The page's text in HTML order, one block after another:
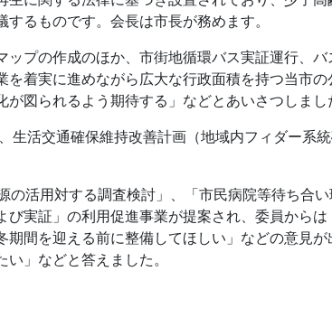
るものです。会長は市長が務めます。
プの作成のほか、市街地循環バス実証運行、
着実に進めながら広大な行政面積を持つ当市の
図られるよう期待する」などとあいさつしまし
活交通確保維持改善計画（地域内フィダー系
活用対する調査検討」、「市民病院等待ち合い
実証」の利用促進事業が提案され、委員から
間を迎える前に整備してほしい」などの意見
」などと答えました。